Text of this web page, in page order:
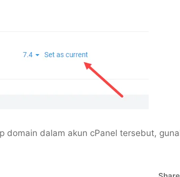
domain dalam akun cPanel tersebut,